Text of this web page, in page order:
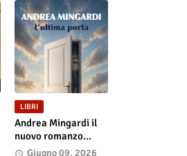
LIBRI
Andrea Mingardi il
nuovo romanzo
“L'ultima porta”,
Giugno 09, 2026